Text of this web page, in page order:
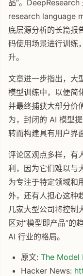
品”。
research language
底层源分析的长篇报
码使用场景进行训练
升。
文章进一步指出，大
模型训练中，以便简
并最终捕获大部分价
为，封闭的 AI 模型
转而构建具有用户界
评论区观点多样，有
利，因为它们难以与
为专注于特定领域和
外，还有人担心这种
几家大型公司将控制
区对“模型即产品”的
AI 行业的格局。
原文: The Model
Hacker News: